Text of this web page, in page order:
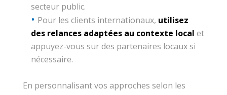
secteur public.
Pour les clients internationaux, utilisez
des relances adaptées au contexte local et
appuyez-vous sur des partenaires locaux si
nécessaire.
En personnalisant vos approches selon les